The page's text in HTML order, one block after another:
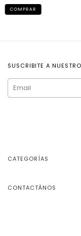
COMPRAR
SUSCRIBITE A
CATEGORÍAS
CONTACTÁNOS